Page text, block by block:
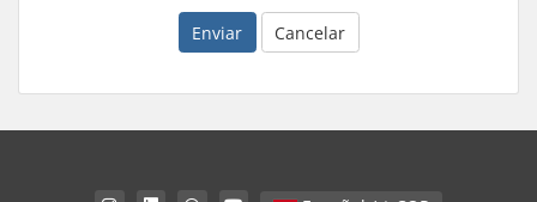
Enviar Cancelar